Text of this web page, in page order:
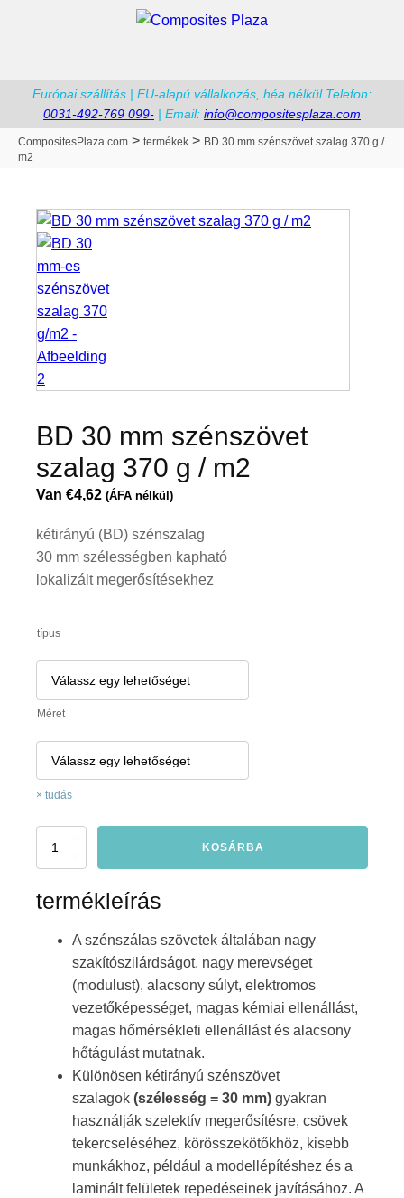
Európai szállítás | EU-alapú vállalkozás, héa nélkül Telefon:
0031-492-769 099- | Email: info@compositesplaza.com
CompositesPlaza.com > termékek > BD 30 mm szénszövet szalag 370 g /
m2
BD 30 mm szénszövet
szalag 370 g / m2
Van €4,62 (ÁFA nélkül)
kétirányú (BD) szénszalag
30 mm szélességben kapható
lokalizált megerősítésekhez
típus
Méret
tudás
szénszálas
szalag
g/m2
kapahéj
KOSÁRBA
termékleírás
A szénszálas szövetek általában nagy
szakítószilárdságot, nagy merevséget
(modulust), alacsony súlyt, elektromos
vezetőképességet, magas kémiai ellenállást,
magas hőmérsékleti ellenállást és alacsony
hőtágulást mutatnak.
Különösen kétirányú szénszövet
szalagok (szélesség = 30 mm) gyakran
használják szelektív megerősítésre, csövek
tekercseléséhez, körösszekötőkhöz, kisebb
munkákhoz, például a modellépítéshez és a
laminált felületek repedéseinek javításához. A